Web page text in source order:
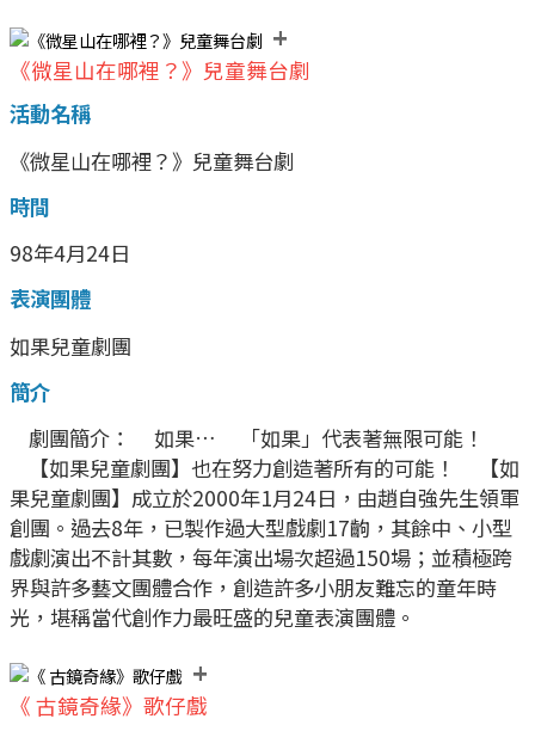
+
《微星山在哪裡？》兒童舞台劇
活動名稱
《微星山在哪裡？》兒童舞台劇
時間
98年4月24日
表演團體
如果兒童劇團
簡介
劇團簡介： 如果… 「如果」代表著無限可能！
【如果兒童劇團】也在努力創造著所有的可能！ 【如
果兒童劇團】成立於2000年1月24日，由趙自強先生領軍
創團。過去8年，已製作過大型戲劇17齣，其餘中、小型
戲劇演出不計其數，每年演出場次超過150場；並積極跨
界與許多藝文團體合作，創造許多小朋友難忘的童年時
光，堪稱當代創作力最旺盛的兒童表演團體。
+
《 古鏡奇緣》歌仔戲